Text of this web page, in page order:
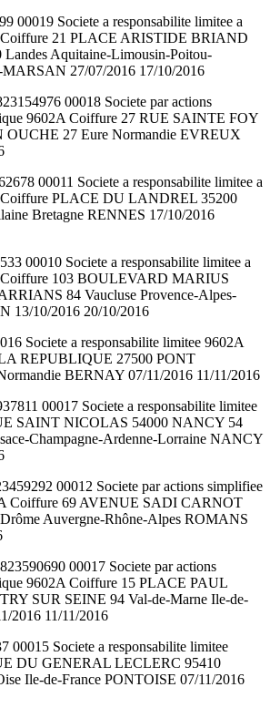
00019 Societe a responsabilite limitee a
Coiffure 21 PLACE ARISTIDE BRIAND
Aquitaine-Limousin-Poitou-
27/07/2016 17/10/2016
00018 Societe par actions
9602A Coiffure 27 RUE SAINTE FOY
OUCHE 27 Eure Normandie EVREUX
00011 Societe a responsabilite limitee a
Coiffure PLACE DU LANDREL 35200
Bretagne RENNES 17/10/2016
00010 Societe a responsabilite limitee a
Coiffure 103 BOULEVARD MARIUS
84 Vaucluse Provence-Alpes-
13/10/2016 20/10/2016
Societe a responsabilite limitee 9602A
REPUBLIQUE 27500 PONT
BERNAY 07/11/2016 11/11/2016
00017 Societe a responsabilite limitee
SAINT NICOLAS 54000 NANCY 54
Champagne-Ardenne-Lorraine NANCY
00012 Societe par actions simplifiee
Coiffure 69 AVENUE SADI CARNOT
Auvergne-Rhône-Alpes ROMANS
00017 Societe par actions
9602A Coiffure 15 PLACE PAUL
SUR SEINE 94 Val-de-Marne Ile-de-
2016 11/11/2016
00015 Societe a responsabilite limitee
DU GENERAL LECLERC 95410
Ile-de-France PONTOISE 07/11/2016